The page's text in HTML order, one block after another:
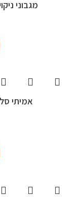
מגבוני ניקוי
אמיתי